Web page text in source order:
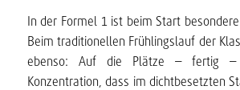
In der Formel 1 ist beim Start
Beim traditionellen Frühlingslauf der
ebenso: Auf die Plätze – fertig
Konzentration, dass im dichtbesetzten